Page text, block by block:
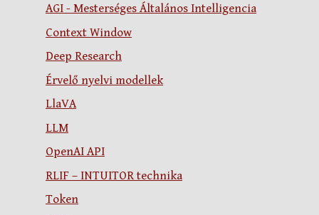
AGI - Mesterséges Általános Intelligencia
Context Window
Deep Research
Érvelő nyelvi modellek
LlaVA
LLM
OpenAI API
RLIF – INTUITOR technika
Token